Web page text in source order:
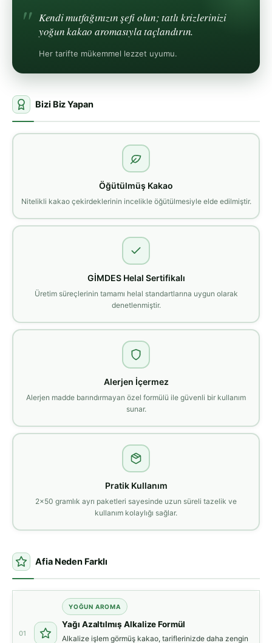
Kendi mutfağınızın şefi olun; tatlı krizlerinizi
yoğun kakao aromasıyla taçlandırın.
Her tarifte mükemmel lezzet uyumu.
Bizi Biz Yapan
Öğütülmüş Kakao
Nitelikli kakao çekirdeklerinin incelikle öğütülmesiyle elde edilmiştir.
GİMDES Helal Sertifikalı
Üretim süreçlerinin tamamı helal standartlarına uygun olarak
denetlenmiştir.
Alerjen İçermez
Alerjen madde barındırmayan özel formülü ile güvenli bir kullanım
sunar.
Pratik Kullanım
2x50 gramlık ayrı paketleri sayesinde uzun süreli tazelik ve
kullanım kolaylığı sağlar.
Afia Neden Farklı
01
YOĞUN AROMA
Yağı Azaltılmış Alkalize Formül
Alkalize işlem görmüş kakao, tariflerinizde daha zengin